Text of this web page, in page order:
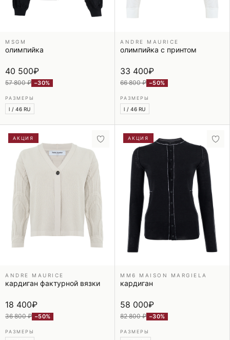
MSGM
олимпийка
40 500₽
57 800 ₽ −30%
РАЗМЕРЫ
l / 46 RU
ANDRE MAURICE
олимпийка с принтом
33 400₽
66 800 ₽ −50%
РАЗМЕРЫ
l / 46 RU
АКЦИЯ
ANDRE MAURICE
кардиган фактурной вязки
18 400₽
36 800 ₽ −50%
РАЗМЕРЫ
АКЦИЯ
MM6 MAISON MARGIELA
кардиган
58 000₽
82 800 ₽ −30%
РАЗМЕРЫ